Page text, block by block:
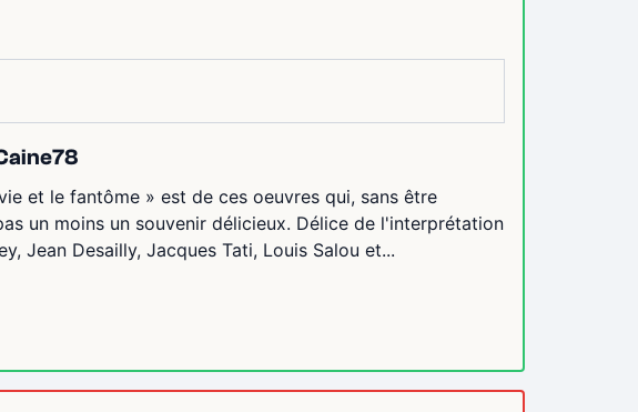
et le fantôme » est de ces oeuvres qui, sans être
un moins un souvenir délicieux. Délice de l'interprétation
Jean Desailly, Jacques Tati, Louis Salou et...